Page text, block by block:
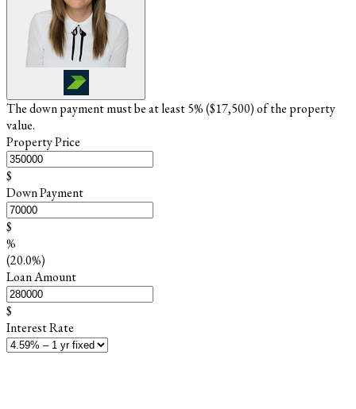
The down payment must be at least 5% ($17,500) of the property
value.
Property Price
$
Down Payment
$
%
(20.0%)
Loan Amount
$
Interest Rate